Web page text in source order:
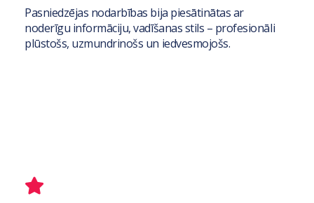
Pasniedzējas nodarbības bija piesātinātas ar
noderīgu informāciju, vadīšanas stils – profesionāli
plūstošs, uzmundrinošs un iedvesmojošs.